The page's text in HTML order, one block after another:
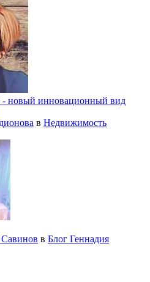
- новый инновационный вид
в Недвижимость
в Блог Геннадия